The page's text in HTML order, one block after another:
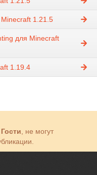
1.21.5
для Minecraft
1.19.4
Гости , не могут